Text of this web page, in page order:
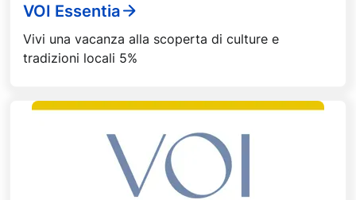
VOI Essentia
Vivi una vacanza alla scoperta di culture e
tradizioni locali 5%